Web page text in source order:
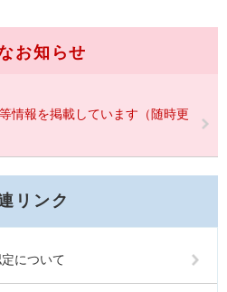
お知らせ
情報を掲載しています（随時更
リンク
について